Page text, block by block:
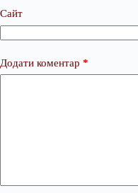
Сайт
Додати коментар *